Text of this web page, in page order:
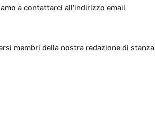
a contattarci all'indirizzo email
membri della nostra redazione di stanza